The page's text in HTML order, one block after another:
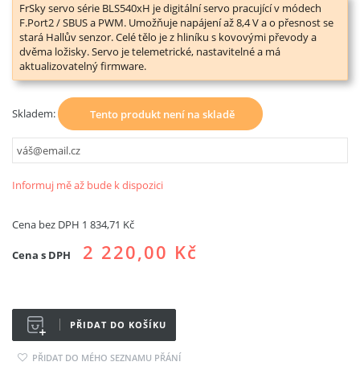
FrSky servo série BLS540xH je digitální servo pracující v módech
F.Port2 / SBUS a PWM. Umožňuje napájení až 8,4 V a o přesnost se
stará Hallův senzor. Celé tělo je z hliníku s kovovými převody a
dvěma ložisky. Servo je telemetrické, nastavitelné a má
aktualizovatelný firmware.
Skladem: Tento produkt není na skladě
Informuj mě až bude k dispozici
Cena bez DPH 1 834,71 Kč
Cena s DPH 2 220,00 Kč
PŘIDAT DO KOŠÍKU
PŘIDAT DO MÉHO SEZNAMU PŘÁNÍ